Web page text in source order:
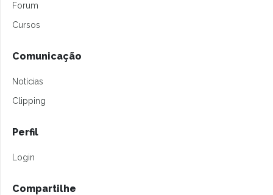
Forum
Cursos
Comunicação
Notícias
Clipping
Perfil
Login
Compartilhe